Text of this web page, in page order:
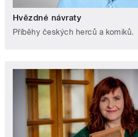
Hvězdné návraty
Příběhy českých herců a komiků.